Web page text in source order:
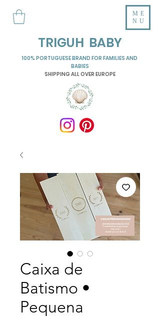
TRIGUH BABY
ME
NU
100% PORTUGUESE BRAND FOR FAMILIES AND
BABIES
SHIPPING ALL OVER EUROPE
Caixa de
Batismo •
Pequena